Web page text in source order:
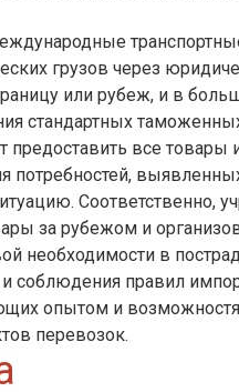
грузов через
или рубеж, и в
стандартных
все товары
потребностей,
Соответственно,
за рубежом и
необходимости в
соблюдения правил
опытом и
перевозок.